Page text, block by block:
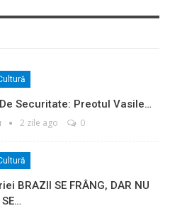
Securitate: Preotul Vasile…
2 zile ago 0
BRAZII SE FRÂNG, DAR NU
SE…